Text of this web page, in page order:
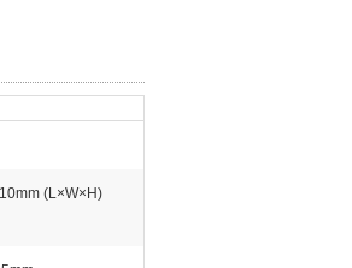
(L×W×H)